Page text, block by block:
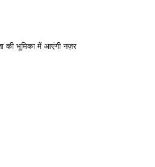
की भूमिका में आएंगी नज़र